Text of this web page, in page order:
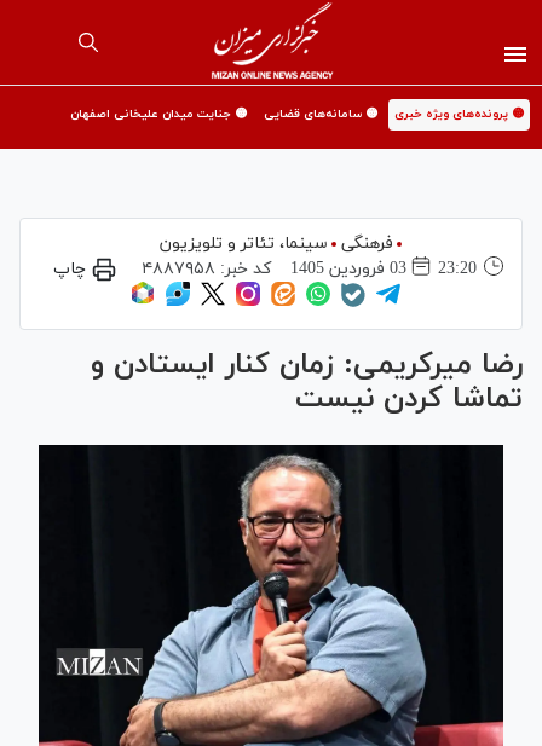
🟡 پرونده‌های ویژه خبری 🟡 سامانه‌های قضایی 🟡 جنایت میدان علیخانی اصفهان
فرهنگی
سینما،‌ تئاتر و تلویزیون
23:20
03 فروردين 1405 کد خبر: ۴۸۸۷۹۵۸ چاپ
رضا میرکریمی: زمان کنار ایستادن و
تماشا کردن نیست